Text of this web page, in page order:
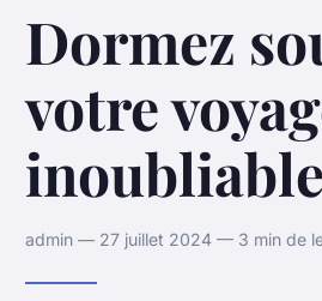
Dormez
votre
inoubliable
admin — 27 juillet 2024 — 3 min de